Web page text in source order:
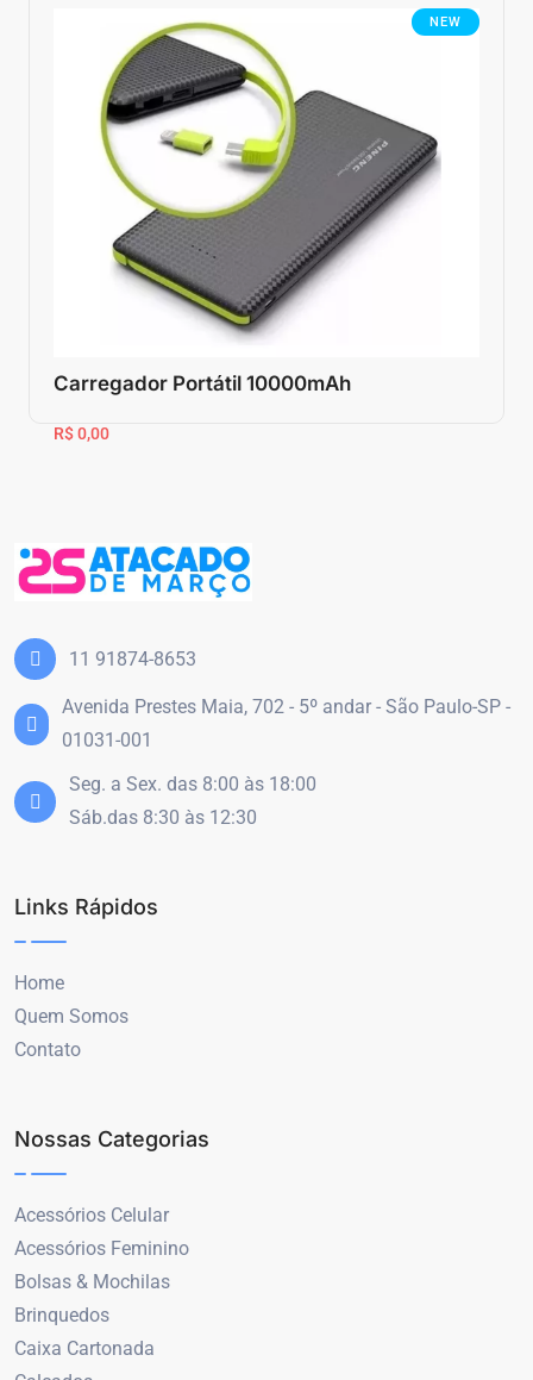
NEW
Carregador Portátil 10000mAh
R$ 0,00
11 91874-8653
Avenida Prestes Maia, 702 - 5º andar - São Paulo-SP -
01031-001
Seg. a Sex. das 8:00 às 18:00
Sáb.das 8:30 às 12:30
Links Rápidos
Home
Quem Somos
Contato
Nossas Categorias
Acessórios Celular
Acessórios Feminino
Bolsas & Mochilas
Brinquedos
Caixa Cartonada